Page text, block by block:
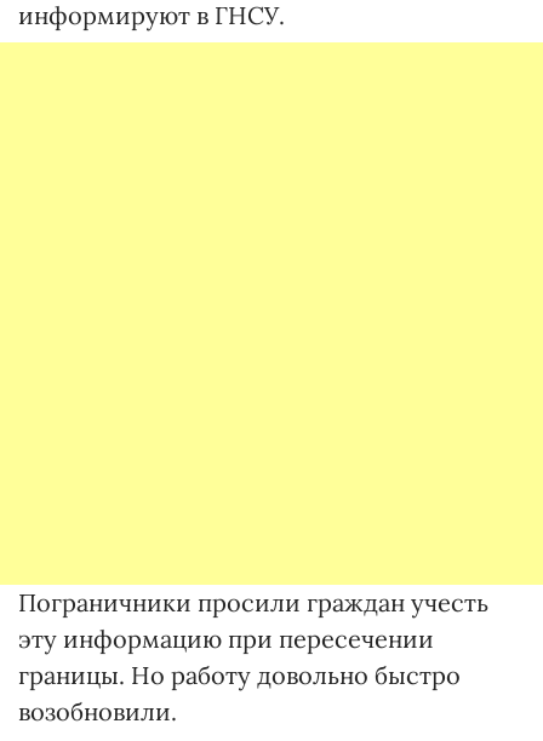
информируют в ГНСУ.
Пограничники просили граждан учесть
эту информацию при пересечении
границы. Но работу довольно быстро
возобновили.